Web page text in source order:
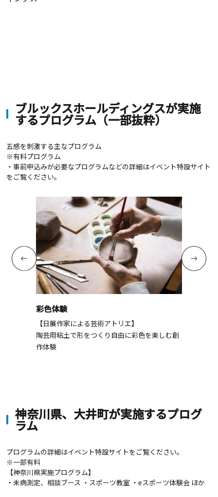
ブルックスホールディングスが実施
するプログラム（一部抜粋）
五感を刺激する主なプログラム
※有料プログラム
・事前申込みが必要なプログラムなどの詳細はイベント特設サイト
をご覧ください。
彩色体験
【日展作家による芸術アトリエ】
陶芸用粘土で形をつくり自由に彩色を楽しむ創
作体験
神奈川県、大井町が実施するプログ
ラム
プログラムの詳細はイベント特設サイトをご覧ください。
※一部有料
【神奈川県実施プログラム】
・未病測定、相談ブース ・スポーツ教室 ・eスポーツ体験会 ほか